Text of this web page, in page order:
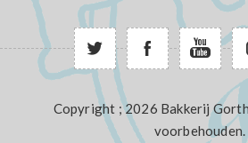
Copyright ; 2026 Bakkerij
voorbehouden.